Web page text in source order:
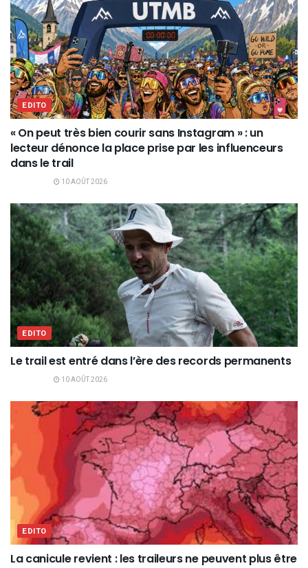
EDITO
« On peut très bien courir sans Instagram » : un
lecteur dénonce la place prise par les influenceurs
dans le trail
10 AOÛT 2026
EDITO
Le trail est entré dans l’ère des records permanents
10 AOÛT 2026
EDITO
La canicule revient : les traileurs ne peuvent plus être